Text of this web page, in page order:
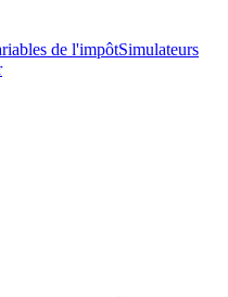
de l'impôtSimulateurs